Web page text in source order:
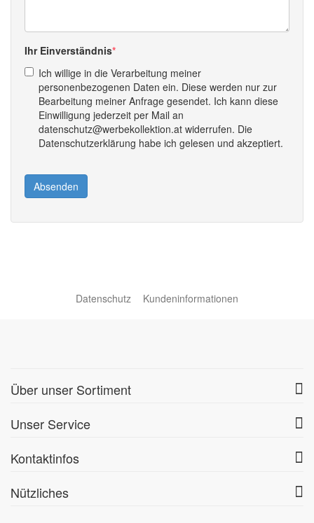
Ihr Einverständnis
Ich willige in die Verarbeitung meiner
personenbezogenen Daten ein. Diese werden nur zur
Bearbeitung meiner Anfrage gesendet. Ich kann diese
Einwilligung jederzeit per Mail an
datenschutz@werbekollektion.at widerrufen. Die
Datenschutzerklärung habe ich gelesen und akzeptiert.
Absenden
Datenschutz Kundeninformationen
Über unser Sortiment
Unser Service
Kontaktinfos
Nützliches